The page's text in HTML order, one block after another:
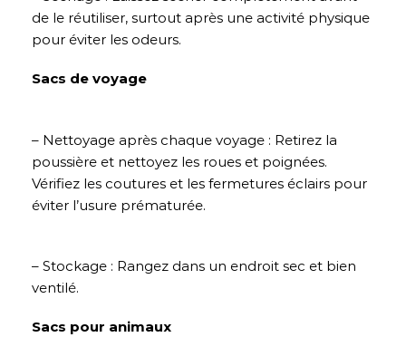
de le réutiliser, surtout après une activité physique
pour éviter les odeurs.
Sacs de voyage
– Nettoyage après chaque voyage : Retirez la
poussière et nettoyez les roues et poignées.
Vérifiez les coutures et les fermetures éclairs pour
éviter l’usure prématurée.
– Stockage : Rangez dans un endroit sec et bien
ventilé.
Sacs pour animaux